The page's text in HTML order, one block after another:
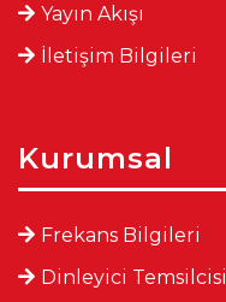
Yayın Akışı
İletişim Bilgileri
Kurumsal
Frekans Bilgileri
Dinleyici Temsilcisi